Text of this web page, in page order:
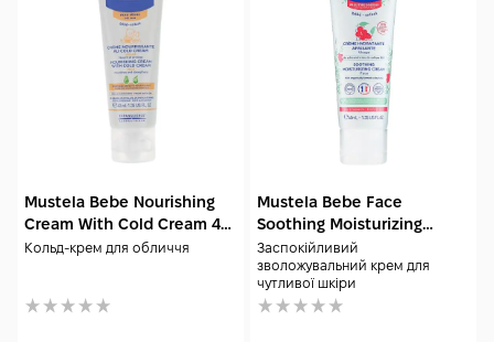
Mustela Bebe Nourishing
Cream With Cold Cream 40
мл
Кольд-крем для обличчя
Mustela Bebe Face
Soothing Moisturizing
Cream 40 мл
Заспокійливий
зволожувальний крем для
чутливої шкіри